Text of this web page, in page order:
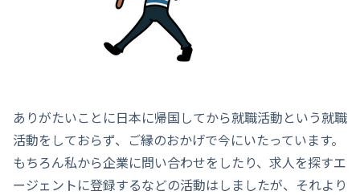
ありがたいことに日本に帰国してから就職活動という就職
活動をしておらず、ご縁のおかげで今にいたっています。
もちろん私から企業に問い合わせをしたり、求人を探すエ
ージェントに登録するなどの活動はしましたが、それより